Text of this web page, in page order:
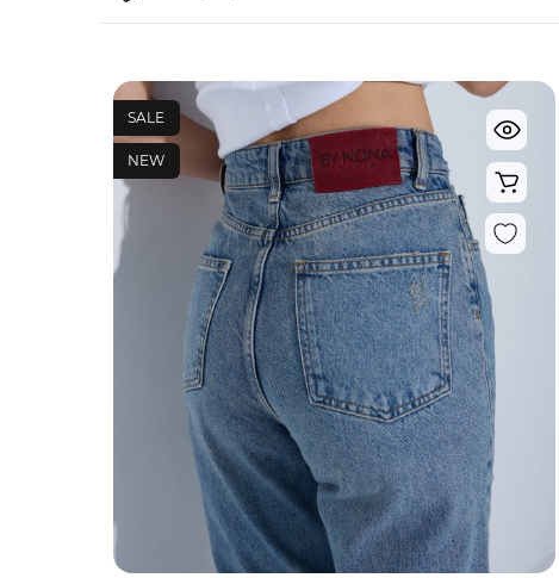
SALE
NEW